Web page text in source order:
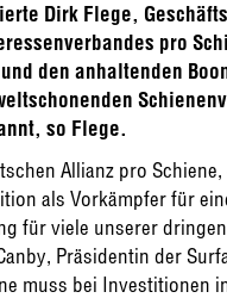
Dirk Flege,
pro
den anhaltenden
so Flege.
Allianz pro
als Vorkämpfer für
für viele unserer
Präsidentin der
muss bei